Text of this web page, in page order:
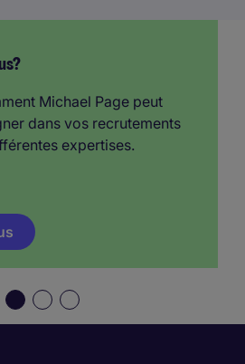
Michael Page peut
dans vos recrutements
expertises.